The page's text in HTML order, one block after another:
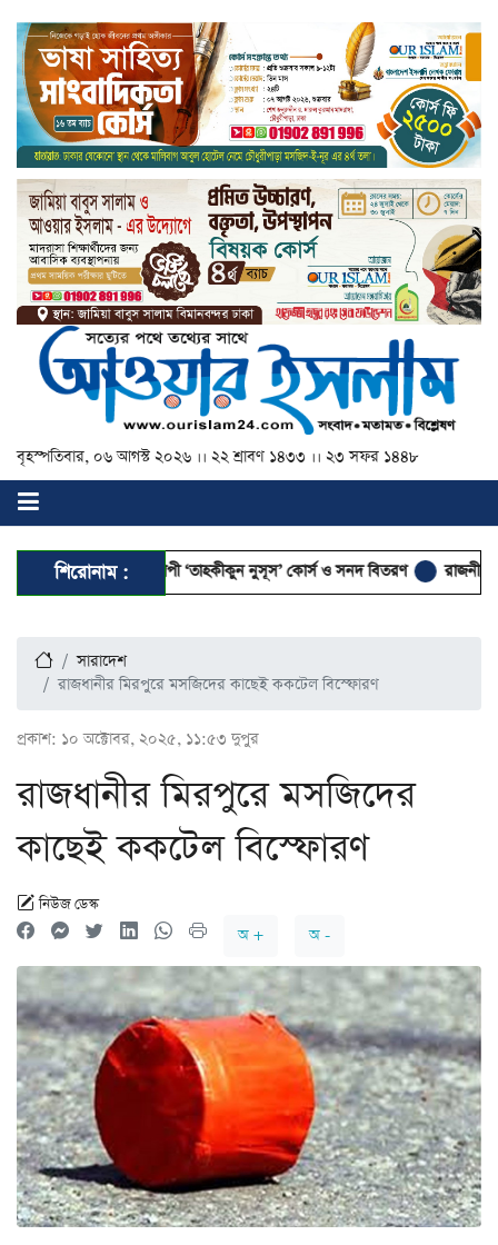
বৃহস্পতিবার, ০৬ আগস্ট ২০২৬ ।। ২২ শ্রাবণ ১৪৩৩ ।। ২৩ সফর ১৪৪৮
শিরোনাম :
হলো ৭ দিনব্যাপী ‘তাহকীকুন নুসূস’ কোর্স ও সনদ বিতরণ রাজনীতির আত্মা
সারাদেশ
রাজধানীর মিরপুরে মসজিদের কাছেই ককটেল বিস্ফোরণ
প্রকাশ: ১০ অক্টোবর, ২০২৫, ১১:৫৩ দুপুর
রাজধানীর মিরপুরে মসজিদের
কাছেই ককটেল বিস্ফোরণ
নিউজ ডেস্ক
অ +
অ -